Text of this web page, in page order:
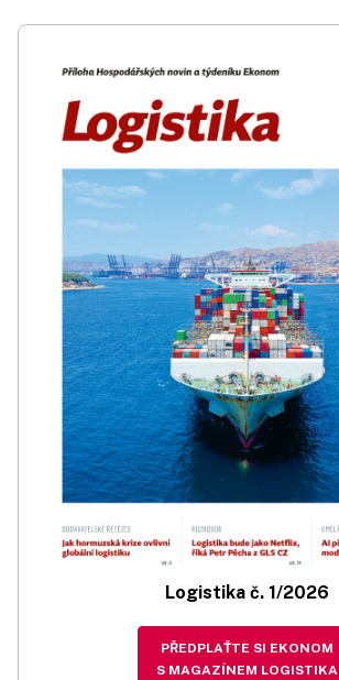
Logistika č. 1/2026
PŘEDPLAŤTE SI EKONOM
S MAGAZÍNEM LOGISTIKA